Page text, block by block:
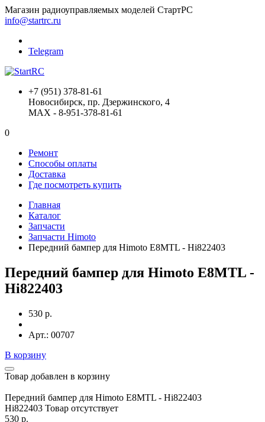
Магазин радиоуправляемых моделей СтартРС
info@startrc.ru
Telegram
+7 (951) 378-81-61
Новосибирск, пр. Дзержинского, 4
MAX - 8-951-378-81-61
0
Ремонт
Способы оплаты
Доставка
Где посмотреть купить
Главная
Каталог
Запчасти
Запчасти Himoto
Передний бампер для Himoto E8MTL - Hi822403
Передний бампер для Himoto E8MTL -
Hi822403
530 р.
Арт.: 00707
В корзину
Товар добавлен в корзину
Передний бампер для Himoto E8MTL - Hi822403
Hi822403 Товар отсутствует
530 р.